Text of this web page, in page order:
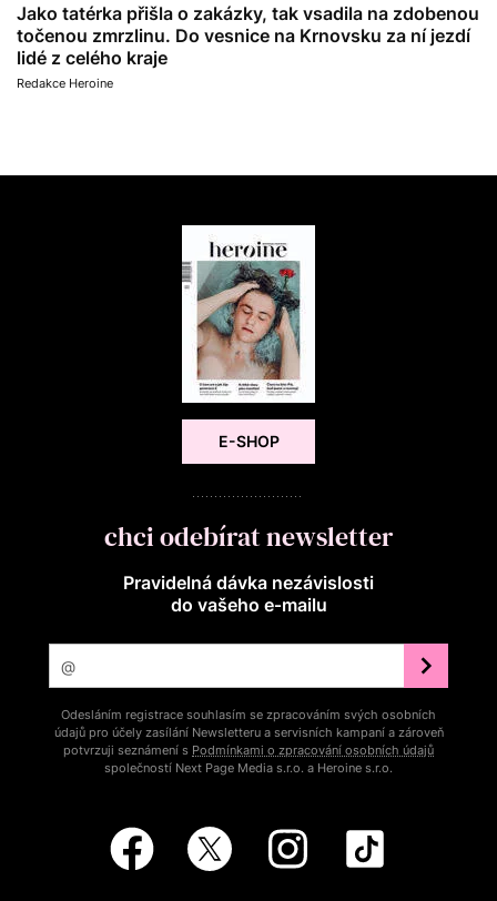
Jako tatérka přišla o zakázky, tak vsadila na zdobenou
točenou zmrzlinu. Do vesnice na Krnovsku za ní jezdí
lidé z celého kraje
Redakce Heroine
E-SHOP
chci odebírat newsletter
Pravidelná dávka nezávislosti
do vašeho e‑mailu
Odesláním registrace souhlasím se zpracováním svých osobních
údajů pro účely zasílání Newsletteru a servisních kampaní a zároveň
potvrzuji seznámení s Podmínkami o zpracování osobních údajů
společností Next Page Media s.r.o. a Heroine s.r.o.